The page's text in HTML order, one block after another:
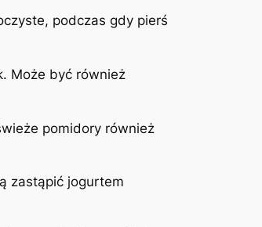
podczas gdy pierś
Może być również
pomidory również
zastąpić jogurtem